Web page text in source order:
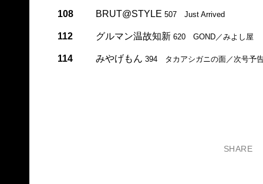
108 BRUT@STYLE 507 Just Arrived
112 グルマン温故知新 620 GOND／みよし屋
114 みやげもん 394 タカアシガニの面／次号予
SHARE